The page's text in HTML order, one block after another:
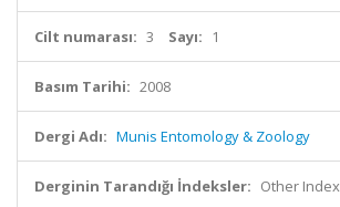
Cilt numarası: 3 Sayı: 1
Basım Tarihi: 2008
Dergi Adı: Munis Entomology & Zoology
Derginin Tarandığı İndeksler: Other